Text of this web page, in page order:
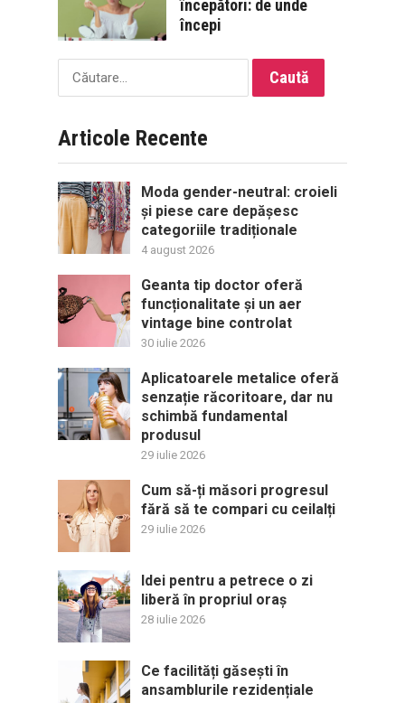
începători: de unde
începi
Caută
după:
Articole Recente
Moda gender-neutral: croieli
și piese care depășesc
categoriile tradiționale
4 august 2026
Geanta tip doctor oferă
funcționalitate și un aer
vintage bine controlat
30 iulie 2026
Aplicatoarele metalice oferă
senzație răcoritoare, dar nu
schimbă fundamental
produsul
29 iulie 2026
Cum să-ți măsori progresul
fără să te compari cu ceilalți
29 iulie 2026
Idei pentru a petrece o zi
liberă în propriul oraș
28 iulie 2026
Ce facilități găsești în
ansamblurile rezidențiale